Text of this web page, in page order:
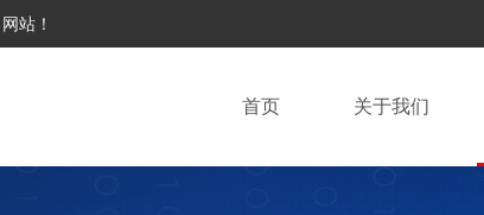
网站！
首页 关于我们